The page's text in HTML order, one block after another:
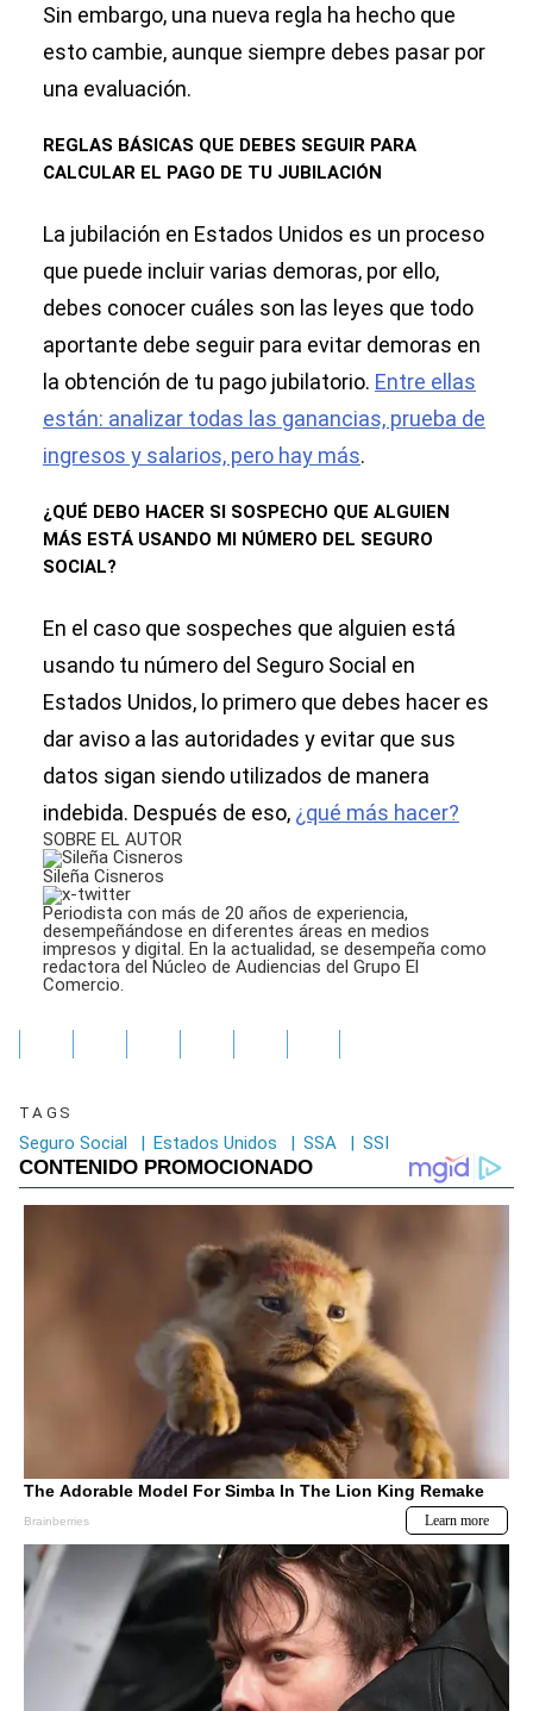
Sin embargo, una nueva regla ha hecho que
esto cambie, aunque siempre debes pasar por
una evaluación.
REGLAS BÁSICAS QUE DEBES SEGUIR PARA
CALCULAR EL PAGO DE TU JUBILACIÓN
La jubilación en Estados Unidos es un proceso
que puede incluir varias demoras, por ello,
debes conocer cuáles son las leyes que todo
aportante debe seguir para evitar demoras en
la obtención de tu pago jubilatorio. Entre ellas
están: analizar todas las ganancias, prueba de
ingresos y salarios, pero hay más.
¿QUÉ DEBO HACER SI SOSPECHO QUE ALGUIEN
MÁS ESTÁ USANDO MI NÚMERO DEL SEGURO
SOCIAL?
En el caso que sospeches que alguien está
usando tu número del Seguro Social en
Estados Unidos, lo primero que debes hacer es
dar aviso a las autoridades y evitar que sus
datos sigan siendo utilizados de manera
indebida. Después de eso, ¿qué más hacer?
SOBRE EL AUTOR
Sileña Cisneros
Periodista con más de 20 años de experiencia,
desempeñándose en diferentes áreas en medios
impresos y digital. En la actualidad, se desempeña como
redactora del Núcleo de Audiencias del Grupo El
Comercio.
TAGS
Seguro Social | Estados Unidos | SSA | SSI